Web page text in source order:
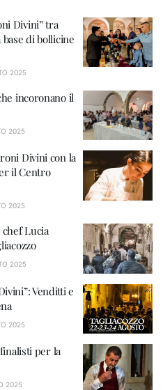
Divini” tra
di bollicine
2025
incoronano il
2025
Divini con la
il Centro
2025
Lucia
2025
Venditti e
2025
per la
2025